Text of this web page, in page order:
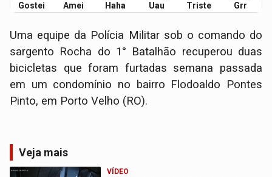
Gostei Amei Haha Uau Triste Grr
Uma equipe da Polícia Militar sob o comando do
sargento Rocha do 1° Batalhão recuperou duas
bicicletas que foram furtadas semana passada
em um condomínio no bairro Flodoaldo Pontes
Pinto, em Porto Velho (RO).
Veja mais
VÍDEO